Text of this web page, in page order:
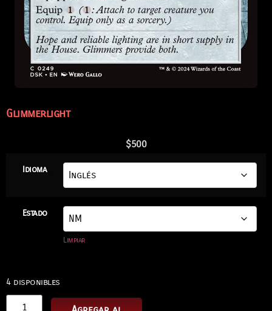
Glimmerlight
$500
Idioma
Estado
Limpiar
4 disponibles